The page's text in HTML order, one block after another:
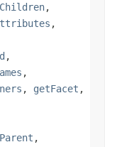
,
,
,
,
, getFacet ,
,